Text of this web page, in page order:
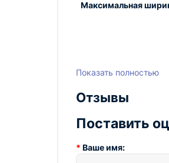
Максимальная
Показать полностью
Отзывы
Поставить
Ваше имя: